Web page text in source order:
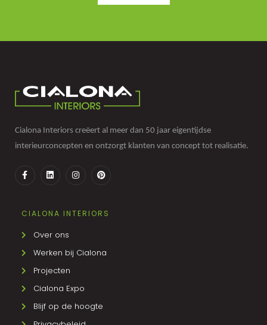
Cialona Interiors creëert al meer dan 50 jaar eigentijdse
interieurconcepten en ontzorgt klanten van concept tot realisatie.
CIALONA INTERIORS
Over ons
Werken bij Cialona
Projecten
Cialona Expo
Blijf op de hoogte